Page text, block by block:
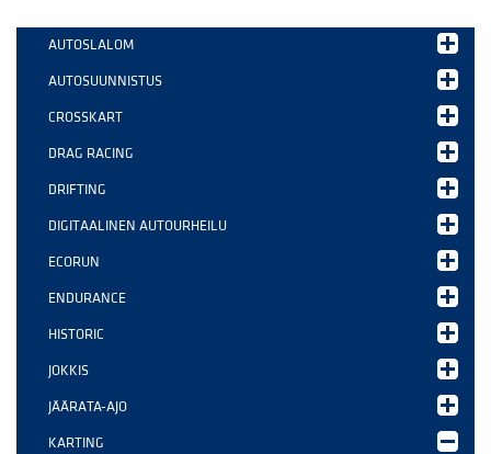
AUTOSLALOM
AUTOSUUNNISTUS
CROSSKART
DRAG RACING
DRIFTING
DIGITAALINEN AUTOURHEILU
ECORUN
ENDURANCE
HISTORIC
JOKKIS
JÄÄRATA-AJO
KARTING